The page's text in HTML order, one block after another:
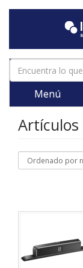
Menú